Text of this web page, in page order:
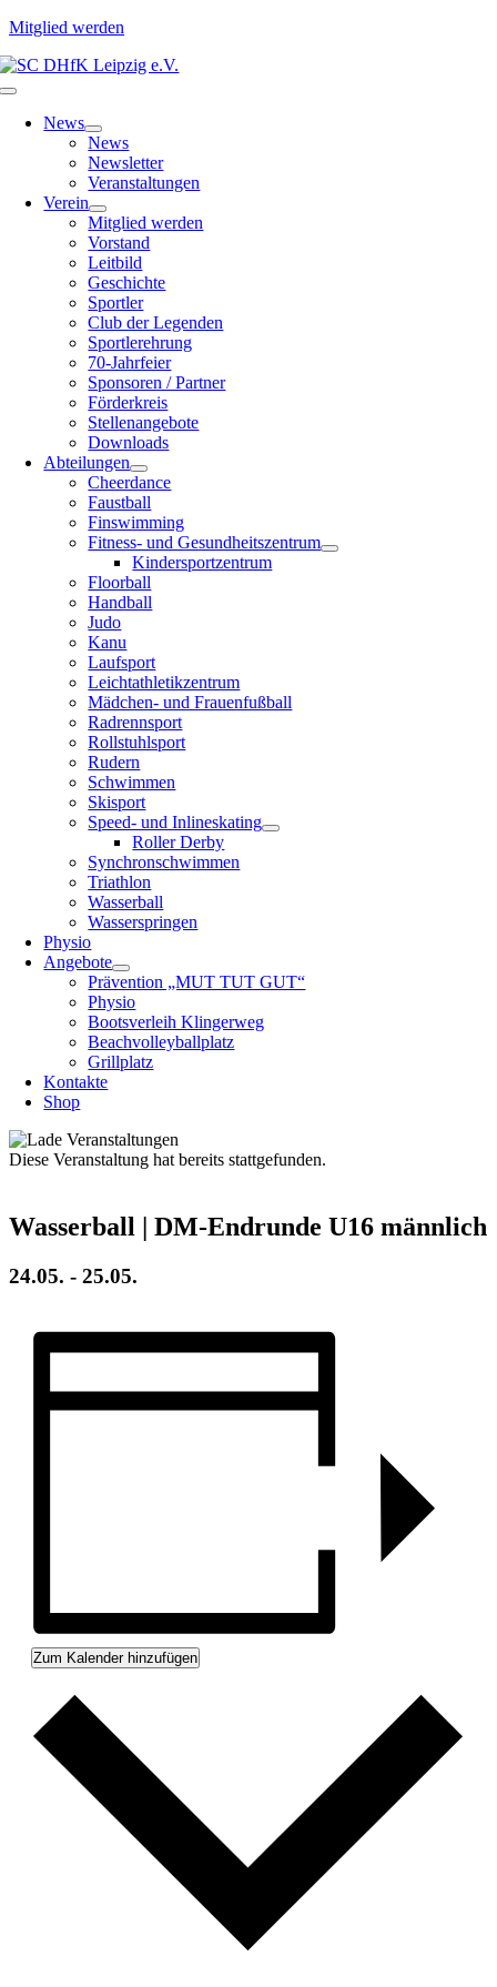
Mitglied werden
Zum
Inhalt
Toggle
NavigationNews
News
Newsletter
Veranstaltungen
Verein
Mitglied werden
Vorstand
Leitbild
Geschichte
Sportler
Club der Legenden
Sportlerehrung
70-Jahrfeier
Sponsoren / Partner
Förderkreis
Stellenangebote
Downloads
Abteilungen
Cheerdance
Faustball
Finswimming
Fitness- und Gesundheitszentrum
Kindersportzentrum
Floorball
Handball
Judo
Kanu
Laufsport
Leichtathletikzentrum
Mädchen- und Frauenfußball
Radrennsport
Rollstuhlsport
Rudern
Schwimmen
Skisport
Speed- und Inlineskating
Roller Derby
Synchronschwimmen
Triathlon
Wasserball
Wasserspringen
Physio
Angebote
Prävention „MUT TUT GUT“
Physio
Bootsverleih Klingerweg
Beachvolleyballplatz
Grillplatz
Kontakte
Shop
Diese Veranstaltung hat bereits stattgefunden.
Wasserball | DM-Endrunde U16 männlich
24.05. - 25.05.
Zum Kalender hinzufügen